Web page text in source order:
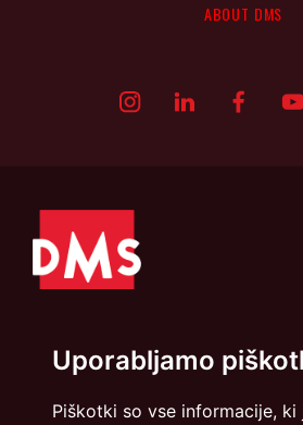
Uporabljamo
Piškotki so vse informacije, ki
ABOUT DMS
Politika zasebnosti Piškotki